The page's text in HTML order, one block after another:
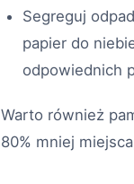
Segreguj
papier do
odpowiednich
Warto również
80% mniej